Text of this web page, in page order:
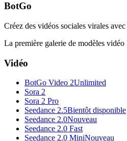
BotGo
Créez des vidéos sociales virales
La première galerie de modèles
Vidéo
BotGo Video 2Unlimited
Sora 2
Sora 2 Pro
Seedance 2.5Bientôt disponible
Seedance 2.0Nouveau
Seedance 2.0 Fast
Seedance 2.0 MiniNouveau